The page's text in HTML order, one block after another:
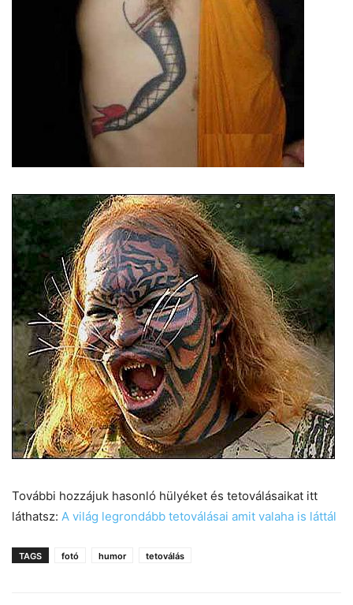
További hozzájuk hasonló hülyéket és tetoválásaikat itt
láthatsz: A világ legrondább tetoválásai amit valaha is láttál
TAGS fotó humor tetoválás